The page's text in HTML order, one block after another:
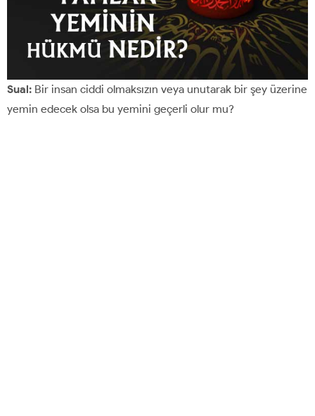
Sual: Bir insan ciddi olmaksızın veya unutarak bir şey üzerine
yemin edecek olsa bu yemini geçerli olur mu?